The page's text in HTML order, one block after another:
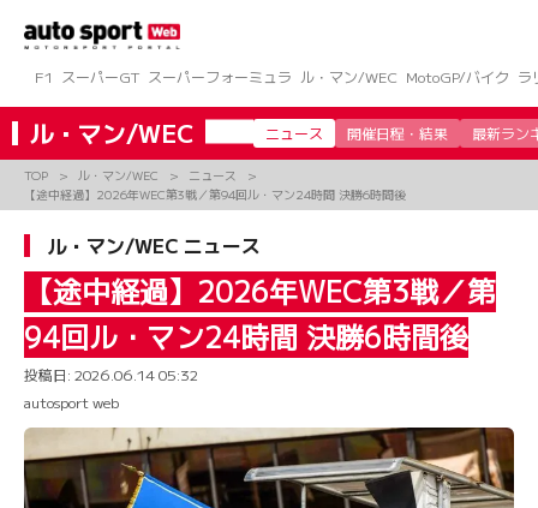
ツ
へ
ス
キ
プ
F1 スーパーGT スーパーフォーミュラ ル・マン/WEC MotoGP/バイク ラ
ル・マン/WEC ニュース 開催日程・結果 最新ラン
TOP ル・マン/WEC
ニュース
【途中経過】2026年WEC第3戦／第94回ル・マン24時間 決勝6時間後
ル・マン/WEC ニュース
【途中経過】2026年WEC第3戦／第
94回ル・マン24時間 決勝6時間後
投稿日: 2026.06.14 05:32
autosport web